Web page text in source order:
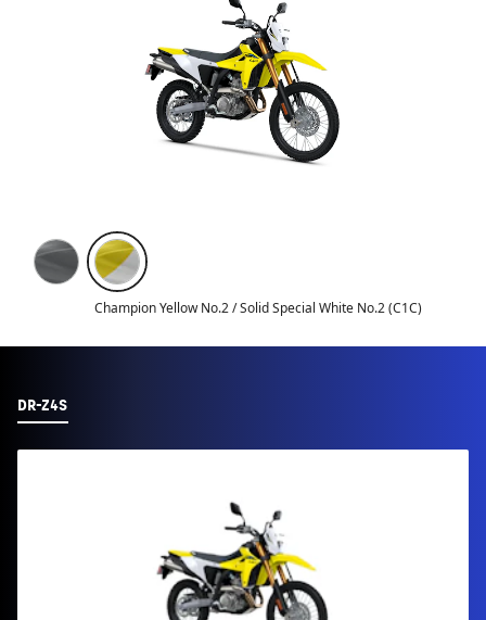
Champion Yellow No.2 / Solid Special White No.2 (C1C)
DR-Z4S